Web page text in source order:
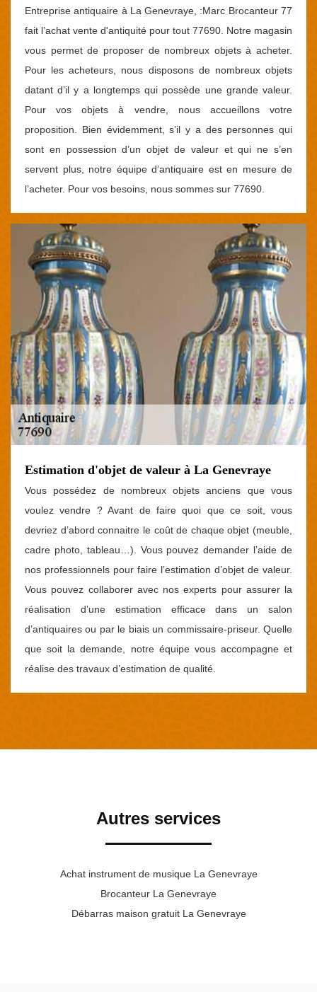
Entreprise antiquaire à La Genevraye, :Marc Brocanteur 77
fait l’achat vente d'antiquité pour tout 77690. Notre magasin
vous permet de proposer de nombreux objets à acheter.
Pour les acheteurs, nous disposons de nombreux objets
datant d’il y a longtemps qui possède une grande valeur.
Pour vos objets à vendre, nous accueillons votre
proposition. Bien évidemment, s’il y a des personnes qui
sont en possession d’un objet de valeur et qui ne s’en
servent plus, notre équipe d’antiquaire est en mesure de
l’acheter. Pour vos besoins, nous sommes sur 77690.
Estimation d'objet de valeur à La Genevraye
Vous possédez de nombreux objets anciens que vous
voulez vendre ? Avant de faire quoi que ce soit, vous
devriez d’abord connaitre le coût de chaque objet (meuble,
cadre photo, tableau…). Vous pouvez demander l’aide de
nos professionnels pour faire l’estimation d’objet de valeur.
Vous pouvez collaborer avec nos experts pour assurer la
réalisation d’une estimation efficace dans un salon
d’antiquaires ou par le biais un commissaire-priseur. Quelle
que soit la demande, notre équipe vous accompagne et
réalise des travaux d’estimation de qualité.
Autres services
Achat instrument de musique La Genevraye
Brocanteur La Genevraye
Débarras maison gratuit La Genevraye